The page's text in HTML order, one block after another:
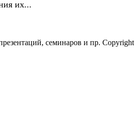
их...
семинаров и пр.